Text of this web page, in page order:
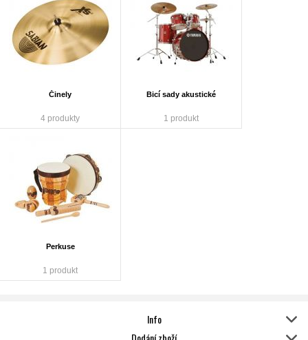
Činely
4 produkty
Bicí sady akustické
1 produkt
Perkuse
1 produkt
Info